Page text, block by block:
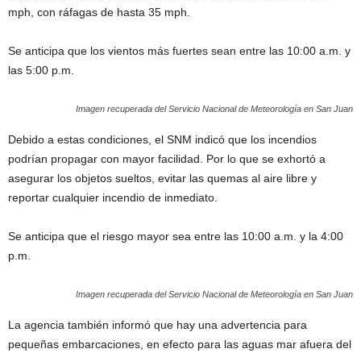
mph, con ráfagas de hasta 35 mph.
Se anticipa que los vientos más fuertes sean entre las 10:00 a.m. y
las 5:00 p.m.
Imagen recuperada del Servicio Nacional de Meteorología en San Juan
Debido a estas condiciones, el SNM indicó que los incendios
podrían propagar con mayor facilidad. Por lo que se exhortó a
asegurar los objetos sueltos, evitar las quemas al aire libre y
reportar cualquier incendio de inmediato.
Se anticipa que el riesgo mayor sea entre las 10:00 a.m. y la 4:00
p.m.
Imagen recuperada del Servicio Nacional de Meteorología en San Juan
La agencia también informó que hay una advertencia para
pequeñas embarcaciones, en efecto para las aguas mar afuera del